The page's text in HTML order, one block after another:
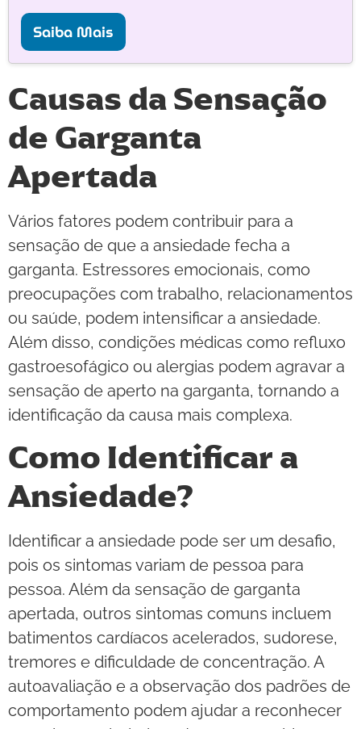
Saiba Mais
Causas da Sensação
de Garganta
Apertada
Vários fatores podem contribuir para a
sensação de que a ansiedade fecha a
garganta. Estressores emocionais, como
preocupações com trabalho, relacionamentos
ou saúde, podem intensificar a ansiedade.
Além disso, condições médicas como refluxo
gastroesofágico ou alergias podem agravar a
sensação de aperto na garganta, tornando a
identificação da causa mais complexa.
Como Identificar a
Ansiedade?
Identificar a ansiedade pode ser um desafio,
pois os sintomas variam de pessoa para
pessoa. Além da sensação de garganta
apertada, outros sintomas comuns incluem
batimentos cardíacos acelerados, sudorese,
tremores e dificuldade de concentração. A
autoavaliação e a observação dos padrões de
comportamento podem ajudar a reconhecer